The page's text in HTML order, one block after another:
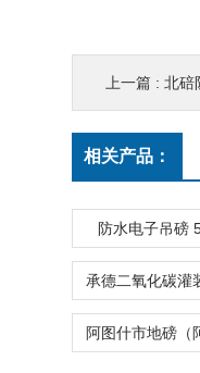
上一篇 : 北碚
相关产品：
防水电子吊磅